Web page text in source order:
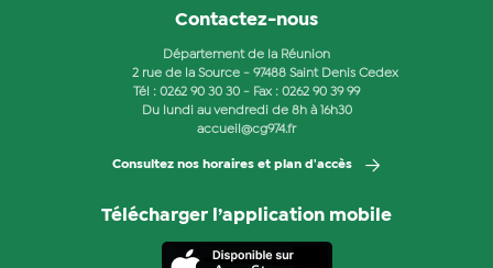
Contactez-nous
Département de la Réunion
2 rue de la Source - 97488 Saint Denis Cedex
Tél : 0262 90 30 30 - Fax : 0262 90 39 99
Du lundi au vendredi de 8h à 16h30
accueil@cg974.fr
Consultez nos horaires et plan d'accès
Télécharger l’application mobile